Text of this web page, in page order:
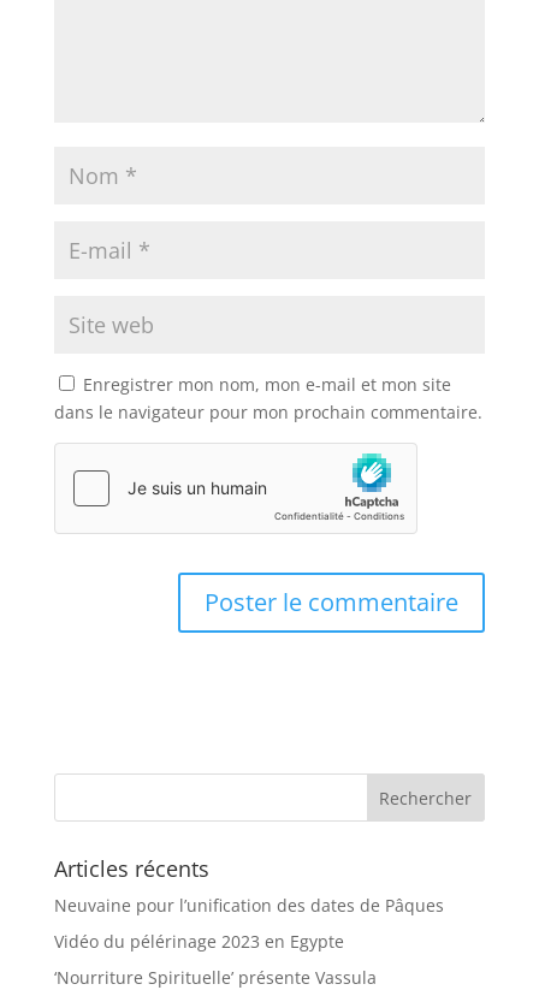
Enregistrer mon nom, mon e-mail et mon site
dans le navigateur pour mon prochain commentaire.
Articles récents
Neuvaine pour l’unification des dates de Pâques
Vidéo du pélérinage 2023 en Egypte
‘Nourriture Spirituelle’ présente Vassula